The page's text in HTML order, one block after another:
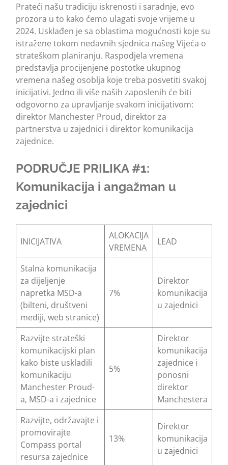
Prateći našu tradiciju iskrenosti i saradnje, evo
prozora u to kako ćemo ulagati svoje vrijeme u
2024. Usklađen je sa oblastima mogućnosti koje su
istražene tokom nedavnih sjednica našeg Vijeća o
strateškom planiranju. Raspodjela vremena
predstavlja procijenjene postotke ukupnog
vremena našeg osoblja koje treba posvetiti svakoj
inicijativi. Jedno ili više naših zaposlenih će biti
odgovorno za upravljanje svakom inicijativom:
direktor Manchester Proud, direktor za
partnerstva u zajednici i direktor komunikacija
zajednice.
PODRUČJE PRILIKA #1:
Komunikacija i angažman u
zajednici
INICIJATIVA
ALOKACIJA
VREMENA
LEAD
Stalna komunikacija
za dijeljenje
napretka MSD-a
(bilteni, društveni
mediji, web stranice)
7%
Direktor
komunikacija
u zajednici
Razvijte strateški
komunikacijski plan
kako biste uskladili
komunikaciju
Manchester Proud-
a, MSD-a i zajednice
5%
Direktor
komunikacija
zajednice i
ponosni
direktor
Manchestera
Razvijte, održavajte i
promovirajte
Compass portal
resursa zajednice
13%
Direktor
komunikacija
u zajednici